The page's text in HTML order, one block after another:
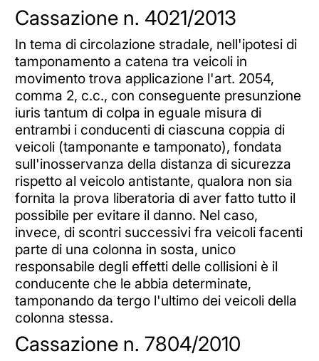
Cassazione n. 4021/2013
In tema di circolazione stradale, nell'ipotesi di
tamponamento a catena tra veicoli in
movimento trova applicazione l'art. 2054,
comma 2, c.c., con conseguente presunzione
iuris tantum di colpa in eguale misura di
entrambi i conducenti di ciascuna coppia di
veicoli (tamponante e tamponato), fondata
sull'inosservanza della distanza di sicurezza
rispetto al veicolo antistante, qualora non sia
fornita la prova liberatoria di aver fatto tutto il
possibile per evitare il danno. Nel caso,
invece, di scontri successivi fra veicoli facenti
parte di una colonna in sosta, unico
responsabile degli effetti delle collisioni è il
conducente che le abbia determinate,
tamponando da tergo l'ultimo dei veicoli della
colonna stessa.
Cassazione n. 7804/2010